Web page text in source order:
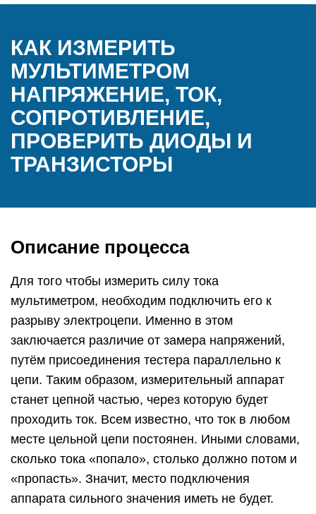
КАК ИЗМЕРИТЬ
МУЛЬТИМЕТРОМ
НАПРЯЖЕНИЕ, ТОК,
СОПРОТИВЛЕНИЕ,
ПРОВЕРИТЬ ДИОДЫ И
ТРАНЗИСТОРЫ
Описание процесса
Для того чтобы измерить силу тока
мультиметром, необходим подключить его к
разрыву электроцепи. Именно в этом
заключается различие от замера напряжений,
путём присоединения тестера параллельно к
цепи. Таким образом, измерительный аппарат
станет цепной частью, через которую будет
проходить ток. Всем известно, что ток в любом
месте цельной цепи постоянен. Иными словами,
сколько тока «попало», столько должно потом и
«пропасть». Значит, место подключения
аппарата сильного значения иметь не будет.